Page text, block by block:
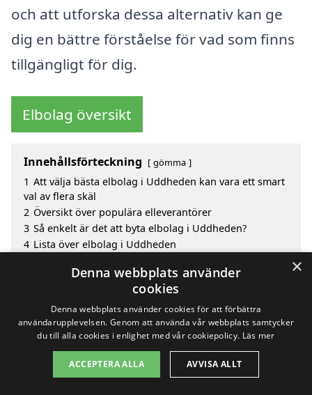
och att utforska dessa alternativ kan ge
dig en bättre förståelse för vad som finns
tillgängligt för dig.
Elbolag översikt
Innehållsförteckning gömma
1 Att välja bästa elbolag i Uddheden kan vara ett smart
val av flera skäl
2 Översikt över populära elleverantörer
3 Så enkelt är det att byta elbolag i Uddheden?
4 Lista över elbolag i Uddheden
2. Avtalets villkor
5.3 3. Kundservice
5.4 4. Förnybara energikällor
5. Betalningsalternativ
6. Rabatt och kampanjer
×
Denna webbplats använder
cookies
Denna webbplats använder cookies för att förbättra
användarupplevelsen. Genom att använda vår webbplats samtycker
du till alla cookies i enlighet med vår cookiepolicy. Läs mer
ACCEPTERA ALLA AVVISA ALLT